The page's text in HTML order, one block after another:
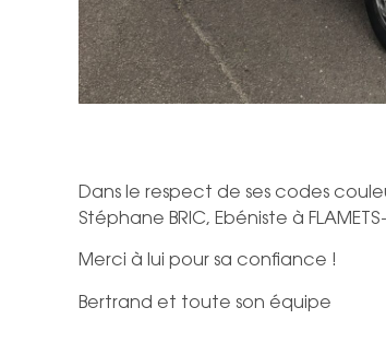
Dans le respect de ses codes
Stéphane BRIC, Ebéniste à FLAMETS-
Merci à lui pour sa confiance !
Bertrand et toute son équipe